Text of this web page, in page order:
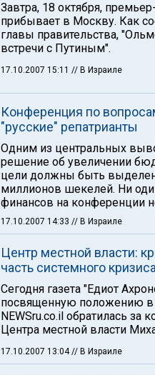
Завтра, 18 октября,
прибывает в Москву. Как
главы правительства,
встречи с Путиным".
17.10.2007 15:11 // В Израиле
Конференция по
"русские" репатрианты
Одним из центральных
решение об увеличении
цели должны быть
миллионов шекелей. Ни
финансов на конференции
17.10.2007 14:33 // В Израиле
Центр местной власти:
часть системного кризиса
Сегодня газета "Едиот
посвященную положению в
NEWSru.co.il обратилась
Центра местной власти
17.10.2007 13:04// В Израиле